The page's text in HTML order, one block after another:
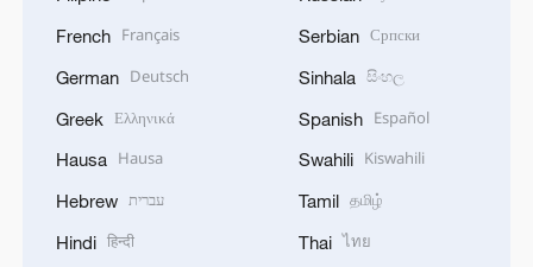
French Français
German Deutsch
Greek Ελληνικά
Hausa Hausa
Hebrew עברית
Hindi हिन्दी
Serbian Српски
Sinhala සිංහල
Spanish Español
Swahili Kiswahili
Tamil தமிழ்
Thai ไทย